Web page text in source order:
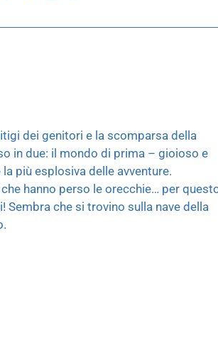
dei genitori e la scomparsa della
in due: il mondo di prima – gioioso e
più esplosiva delle avventure.
hanno perso le orecchie… per
che si trovino sulla nave della